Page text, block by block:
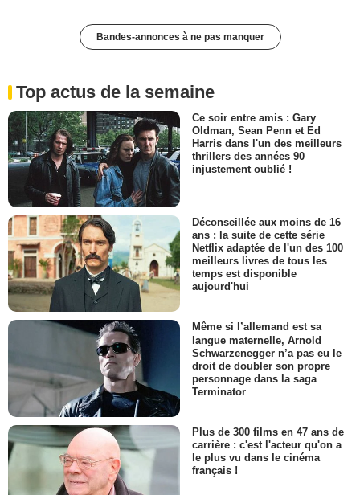
Bandes-annonces à ne pas manquer
Top actus de la semaine
Ce soir entre amis : Gary
Oldman, Sean Penn et Ed
Harris dans l'un des meilleurs
thrillers des années 90
injustement oublié !
Déconseillée aux moins de 16
ans : la suite de cette série
Netflix adaptée de l'un des 100
meilleurs livres de tous les
temps est disponible
aujourd'hui
Même si l’allemand est sa
langue maternelle, Arnold
Schwarzenegger n’a pas eu le
droit de doubler son propre
personnage dans la saga
Terminator
Plus de 300 films en 47 ans de
carrière : c'est l'acteur qu'on a
le plus vu dans le cinéma
français !